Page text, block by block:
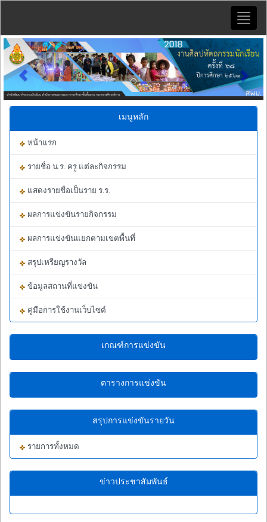
Toggle
Previous Next
เมนูหลัก
หน้าแรก
รายชื่อ น.ร. ครู แต่ละกิจกรรม
แสดงรายชื่อเป็นราย ร.ร.
ผลการแข่งขันรายกิจกรรม
ผลการแข่งขันแยกตามเขตพื้นที่
สรุปเหรียญรางวัล
ข้อมูลสถานที่แข่งขัน
คู่มือการใช้งานเว็บไซต์
เกณฑ์การแข่งขัน
ตารางการแข่งขัน
สรุปการแข่งขันรายวัน
รายการทั้งหมด
ข่าวประชาสัมพันธ์